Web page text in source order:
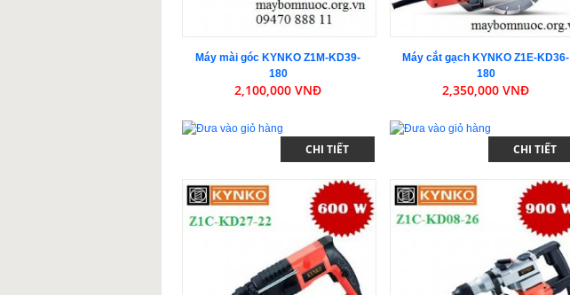
Máy mài góc KYNKO Z1M-KD39-
180
2,100,000 VNĐ
CHI TIẾT
Máy cắt gạch KYNKO Z1E-KD36-
180
2,350,000 VNĐ
CHI TIẾT